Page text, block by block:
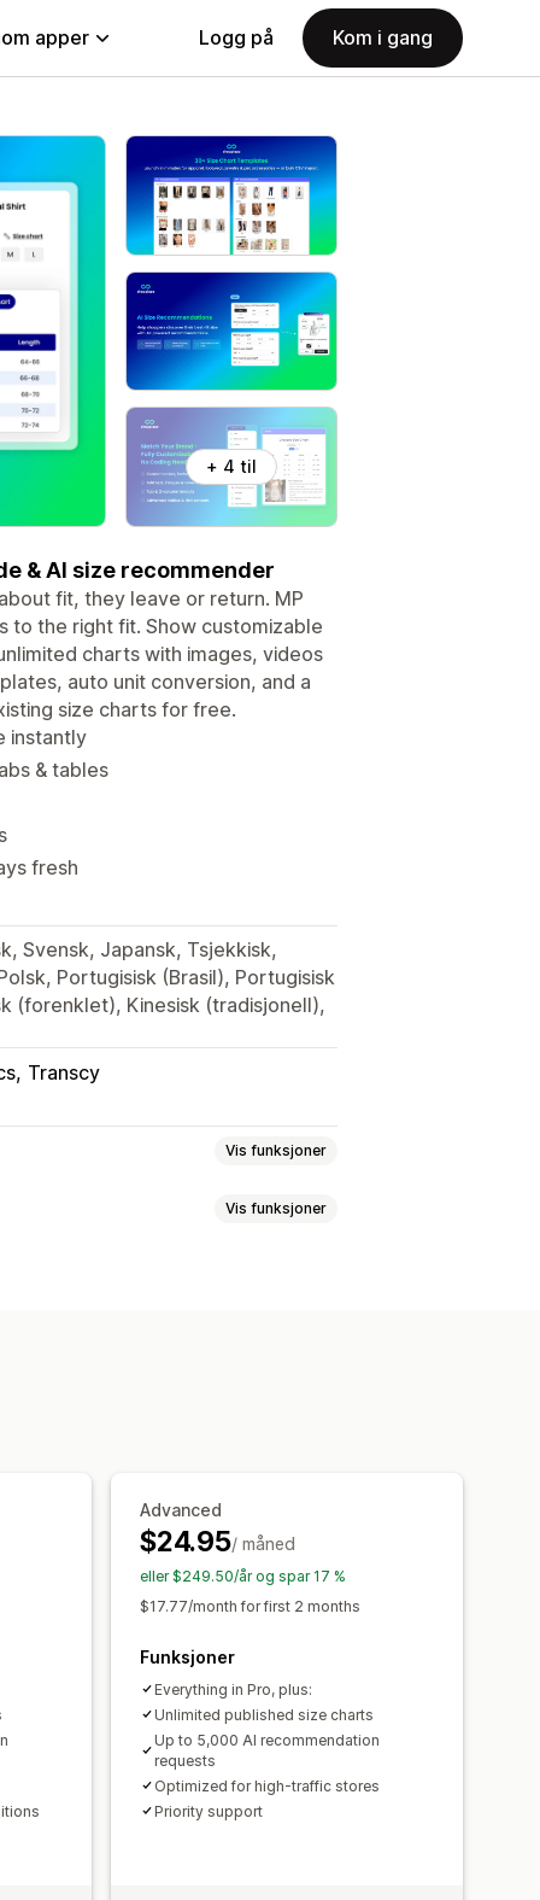
apper Logg på Kom i gang
+ 4 til
& AI size recommender
fit, they leave or return. MP
to the right fit. Show customizable
charts with images, videos
auto unit conversion, and a
size charts for free.
instantly
& tables
fresh
Svensk, Japansk, Tsjekkisk,
Portugisisk (Brasil), Portugisisk
(forenklet), Kinesisk (tradisjonell),
Transcy
Vis funksjoner
Vis funksjoner
Advanced
$24.95/ måned
eller $249.50/år og spar 17 %
$17.77/month for first 2 months
Funksjoner
Everything in Pro, plus:
Unlimited published size charts
Up to 5,000 AI recommendation
requests
Optimized for high-traffic stores
Priority support